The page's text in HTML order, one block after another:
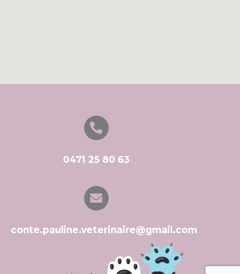
0471 25 80 63
conte.pauline.veterinaire@gmail.com